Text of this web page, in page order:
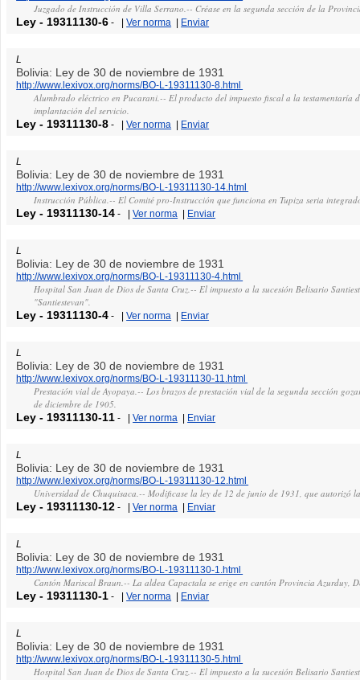
Juzgado de Instrucción de Villa Serrano.-- Créase en la segunda sección de la
Ley - 19311130-6 - |Ver norma | Enviar
L
Bolivia: Ley de 30 de noviembre de 1931
http://www.lexivox.org/norms/BO-L-19311130-8.html
Alumbrado eléctrico en Pucarani.-- El producto del impuesto fiscal a la testamentaría
implantación del servicio.
Ley - 19311130-8 - |Ver norma | Enviar
L
Bolivia: Ley de 30 de noviembre de 1931
http://www.lexivox.org/norms/BO-L-19311130-14.html
Instrucción Pública.-- El Comité pro-Instrucción que funciona en Tupiza seria
Ley - 19311130-14 - |Ver norma | Enviar
L
Bolivia: Ley de 30 de noviembre de 1931
http://www.lexivox.org/norms/BO-L-19311130-4.html
Hospital San Juan de Dios de Santa Cruz.-- El impuesto a la sucesión Belisario
"Santiestevan".
Ley - 19311130-4 - |Ver norma | Enviar
L
Bolivia: Ley de 30 de noviembre de 1931
http://www.lexivox.org/norms/BO-L-19311130-11.html
Prestación vial de Ayopaya.-- Los brazos de prestación vial de la segunda sección
de diciembre de 1905.
Ley - 19311130-11 - |Ver norma | Enviar
L
Bolivia: Ley de 30 de noviembre de 1931
http://www.lexivox.org/norms/BO-L-19311130-12.html
Universidad de Chuquisaca.-- Modificase la ley de 12 de junio de 1931, que autorizó
Ley - 19311130-12 - |Ver norma | Enviar
L
Bolivia: Ley de 30 de noviembre de 1931
http://www.lexivox.org/norms/BO-L-19311130-1.html
Cantón Mariscal Braun.-- La aldea Capactala se erige en cantón Provincia Azurduy,
Ley - 19311130-1 - |Ver norma | Enviar
L
Bolivia: Ley de 30 de noviembre de 1931
http://www.lexivox.org/norms/BO-L-19311130-5.html
Hospital San Juan de Dios de Santa Cruz.-- El impuesto a la sucesión Belisario